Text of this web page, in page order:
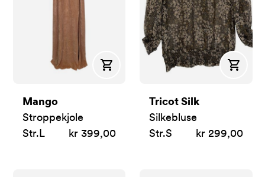
Kjøp
Mango
Stroppekjole
Str.L kr 399,00
Kjøp
Tricot Silk
Silkebluse
Str.S kr 299,00